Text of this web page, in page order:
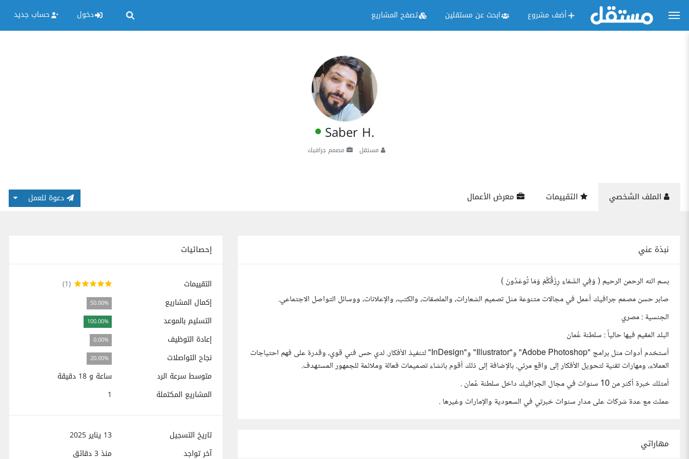
أضف مشروع ابحث عن مستقلين تصفح المشاريع دخول حساب جديد
Saber H.
مستقل مصمم جرافيك
الملف الشخصي التقييمات معرض الأعمال دعوة للعمل
نبذة عني
بسم الله الرحمن الرحيم ( وَفِي السَّمَاءِ رِزْقُكُمْ وَمَا تُوعَدُونَ )
صابر حسن مصمم جرافيك أعمل في مجالات متنوعة مثل تصميم الشعارات، والملصقات، والكتب، والإعلانات، ووسائل التواصل الاجتماعي.
الجنسية : مصري
البلد المقيم فيها حالياً : سلطنة عُمان
أستخدم أدوات مثل برامج "Adobe Photoshop" و"Illustrator" و"InDesign" لتنفيذ الأفكار. لدي حس فني قوي، وقدرة على فهم احتياجات
العملاء، ومهارات تقنية لتحويل الأفكار إلى واقع مرئي. بالإضافة إلى ذلك أقوم بانشاء تصميمات فعالة وملائمة للجمهور المستهدف.
أمتلك خبرة أكثر من 10 سنوات في مجال الجرافيك داخل سلطنة عُمان .
عملت مع عدة شركات على مدار سنوات خبرتي في السعودية والإمارات وغيرها .
مهاراتي
إحصائيات
التقييمات
(1)
إكمال المشاريع
50.00%
التسليم بالموعد 100.00%
إعادة التوظيف 0.00%
نجاح التواصلات 20.00%
متوسط سرعة الرد
ساعة و 18 دقيقة
المشاريع المكتملة
1
تاريخ التسجيل
13 يناير 2025
آخر تواجد
منذ3 دقائق